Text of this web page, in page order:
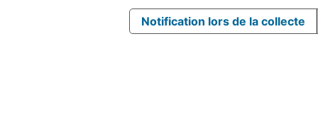
Notification lors de la collecte